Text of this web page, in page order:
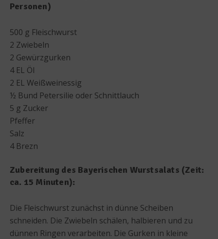
Personen)
500 g Fleischwurst
2 Zwiebeln
2 Gewürzgurken
4 EL Öl
2 EL Weißweinessig
½ Bund Petersilie oder Schnittlauch
5 g Zucker
Pfeffer
Salz
4 Brezn
Zubereitung des Bayerischen Wurstsalats (Zeit:
ca. 15 Minuten):
Die Fleischwurst zunächst in dünne Scheiben
schneiden. Die Zwiebeln schälen, halbieren und zu
dünnen Ringen verarbeiten. Die Gurken in kleine